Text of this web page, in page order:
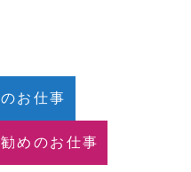
お仕事
めのお仕事